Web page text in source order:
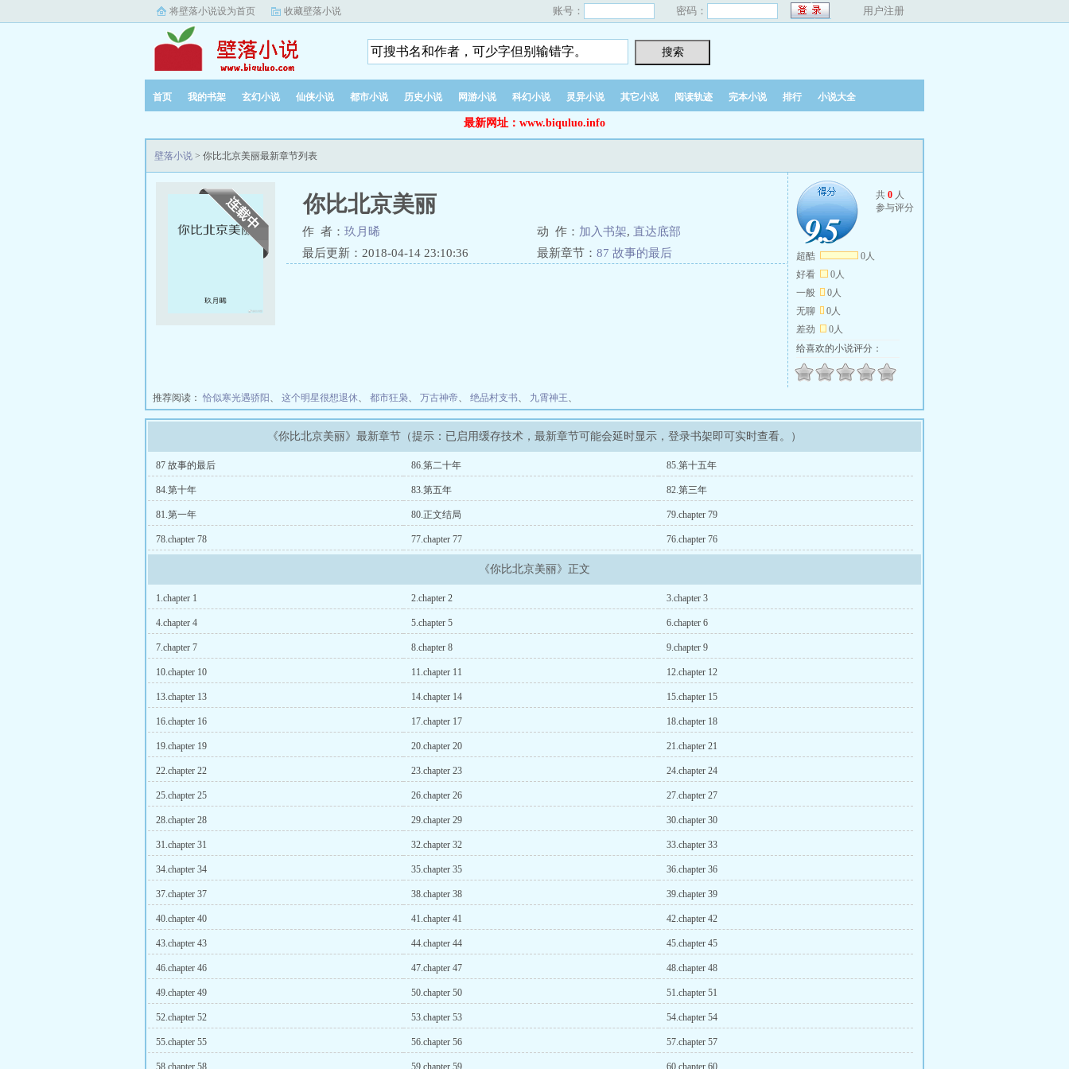
将壁落小说设为首页 收藏壁落小说 账号： 密码： 用户注册
首页 我的书架 玄幻小说 仙侠小说 都市小说 历史小说 网游小说 科幻小说 灵异小说 其它小说 阅读轨迹 完本小说 排行 小说大全
最新网址：www.biquluo.info
壁落小说 > 你比北京美丽最新章节列表
你比北京美丽
作 者： 玖月晞 动 作： 加入书架, 直达底部
最后更新：2018-04-14 23:10:36
最新章节： 87 故事的最后 9.5
9.5
共 0 人
参与评分
超酷
0人
好看
0人
一般
0人
无聊
0人
差劲
0人
给喜欢的小说评分：
推荐阅读： 恰似寒光遇骄阳 、 这个明星很想退休、 都市狂枭、 万古神帝、 绝品村支书、 九霄神王、
《你比北京美丽》最新章节（提示：已启用缓存技术，最新章节可能会延时显示，登录书架即可实时查看。）
87 故事的最后 86.第二十年 85.第十五年
84.第十年 83.第五年 82.第三年
81.第一年 80.正文结局 79.chapter 79
78.chapter 78 77.chapter 77 76.chapter 76
《你比北京美丽》正文
1.chapter 1 2.chapter 2 3.chapter 3
4.chapter 4 5.chapter 5 6.chapter 6
7.chapter 7 8.chapter 8 9.chapter 9
10.chapter 10 11.chapter 11 12.chapter 12
13.chapter 13 14.chapter 14 15.chapter 15
16.chapter 16 17.chapter 17 18.chapter 18
19.chapter 19 20.chapter 20 21.chapter 21
22.chapter 22 23.chapter 23 24.chapter 24
25.chapter 25 26.chapter 26 27.chapter 27
28.chapter 28 29.chapter 29 30.chapter 30
31.chapter 31 32.chapter 32 33.chapter 33
34.chapter 34 35.chapter 35 36.chapter 36
37.chapter 37 38.chapter 38 39.chapter 39
40.chapter 40 41.chapter 41 42.chapter 42
43.chapter 43 44.chapter 44 45.chapter 45
46.chapter 46 47.chapter 47 48.chapter 48
49.chapter 49 50.chapter 50 51.chapter 51
52.chapter 52 53.chapter 53 54.chapter 54
55.chapter 55 56.chapter 56 57.chapter 57
58.chapter 58 59.chapter 59 60.chapter 60